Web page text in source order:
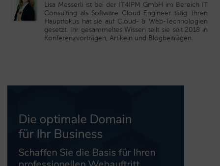
Lisa Messerli ist bei der IT4IPM GmbH im Bereich IT
Consulting als Software Cloud Engineer tätig. Ihren
Hauptfokus hat sie auf Cloud- & Web-Technologien
gesetzt. Ihr gesammeltes Wissen teilt sie seit 2018 in
Konferenzvorträgen, Artikeln und Blogbeiträgen.